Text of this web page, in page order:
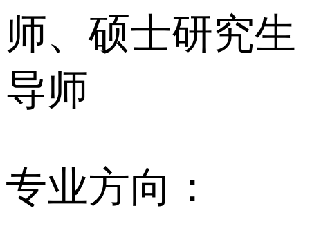
师、硕士研究生
导师
专业方向：